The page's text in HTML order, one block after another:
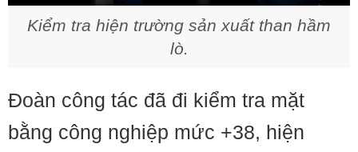
Kiểm tra hiện trường sản xuất than hầm
lò.
Đoàn công tác đã đi kiểm tra mặt
bằng công nghiệp mức +38, hiện